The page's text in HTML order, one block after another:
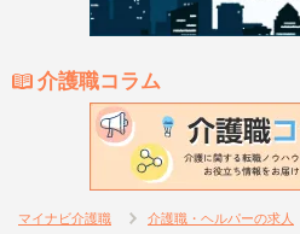
介護職コラム
マイナビ介護職 介護職・ヘルパーの求人